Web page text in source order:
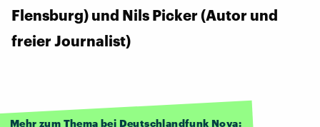
Flensburg) und Nils Picker (Autor und
freier Journalist)
Mehr zum Thema bei Deutschlandfunk Nova: